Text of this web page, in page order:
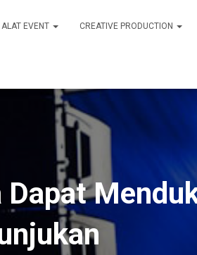
ALAT EVENT CREATIVE PRODUCTION